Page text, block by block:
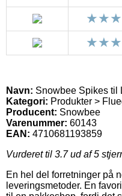
Navn: Snowbee Spikes til
Kategori: Produkter >
Producent: Snowbee
Varenummer: 60143
EAN: 4710681193859
Vurderet til 3.7ud af 5
En hel del forretninger på
leveringsmetoder. En